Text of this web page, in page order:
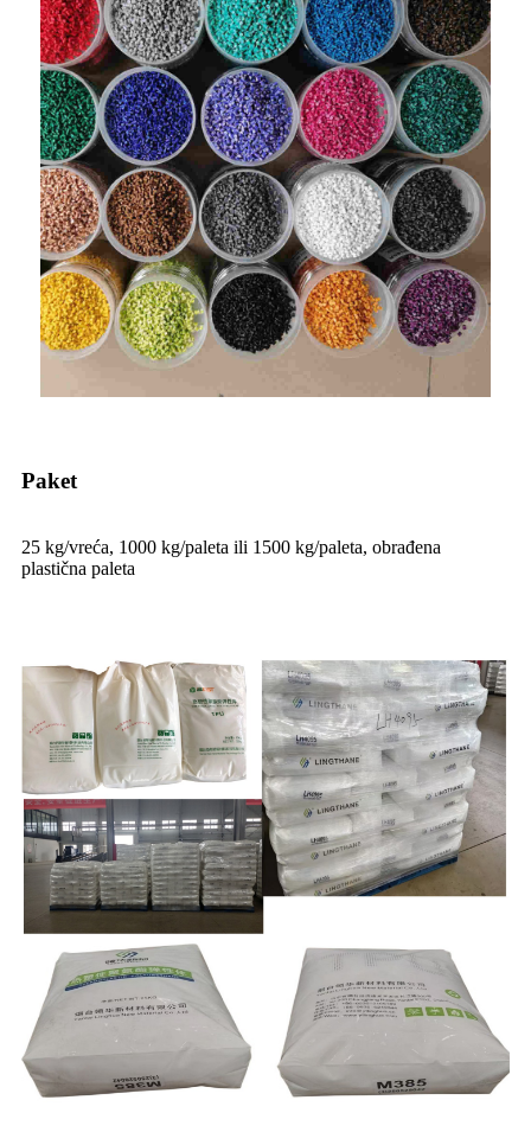
Paket
25 kg/vreća, 1000 kg/paleta ili 1500 kg/paleta, obrađena
plastična paleta